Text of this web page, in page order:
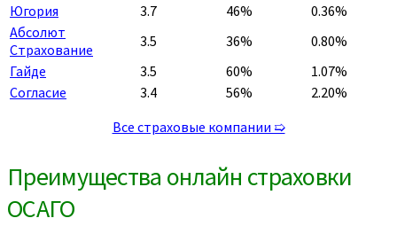
Югория
3.7 46%
0.36%
Абсолют
Страхование
3.5 36%
0.80%
Гайде
3.5 60%
1.07%
Согласие
3.4 56%
2.20%
Все страховые компании ➯
Преимущества онлайн страховки
ОСАГО